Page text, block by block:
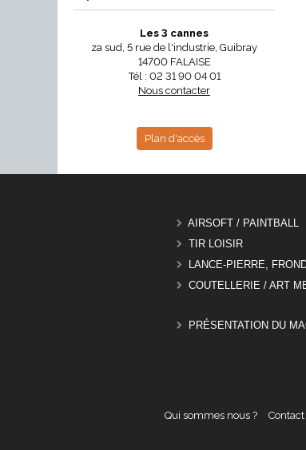
Les 3 cannes
za sud, 5 rue de l'industrie, Guibray
14700 FALAISE
Tél : 02 31 90 04 01
Nous contacter
Plan d'accès
AIRSOFT / PAINTBALL
TIR LOISIR
LANCE-PIERRE,
COUTELLERIE / ART
PRÉSENTATION DU
Qui sommes nous ? Contact